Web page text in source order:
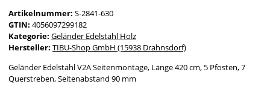
Artikelnummer: S-2841-630
GTIN: 4056097299182
Kategorie: Geländer Edelstahl Holz
Hersteller: TIBU-Shop GmbH (15938 Drahnsdorf)
Geländer Edelstahl V2A Seitenmontage, Länge 420 cm, 5 Pfosten, 7
Querstreben, Seitenabstand 90 mm